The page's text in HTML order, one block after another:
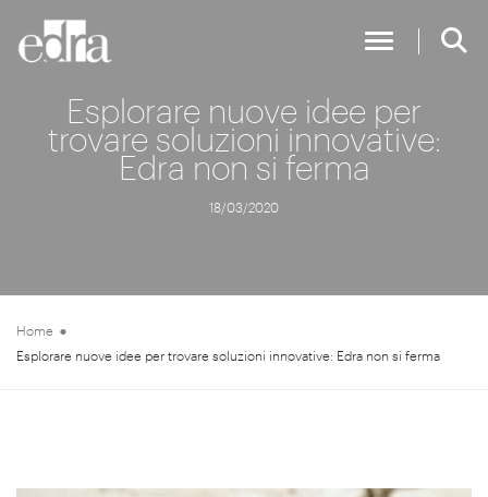
Toggle
Esplorare nuove idee per
trovare soluzioni innovative:
Edra non si ferma
18/03/2020
Home
Esplorare nuove idee per trovare soluzioni innovative: Edra non si ferma